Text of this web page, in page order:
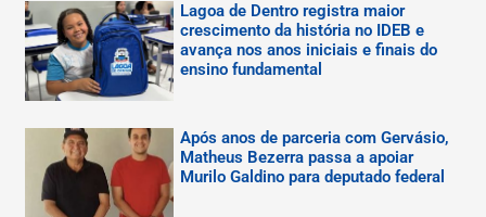
Lagoa de Dentro registra maior
crescimento da história no IDEB e
avança nos anos iniciais e finais do
ensino fundamental
Após anos de parceria com Gervásio,
Matheus Bezerra passa a apoiar
Murilo Galdino para deputado federal